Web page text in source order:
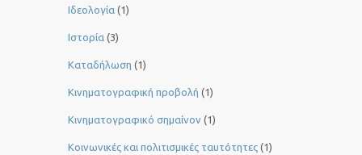
Ιδεολογία (1)
Ιστορία (3)
Καταδήλωση (1)
Κινηματογραφική προβολή (1)
Κινηματογραφικό σημαίνον (1)
Κοινωνικές και πολιτισμικές ταυτότητες (1)